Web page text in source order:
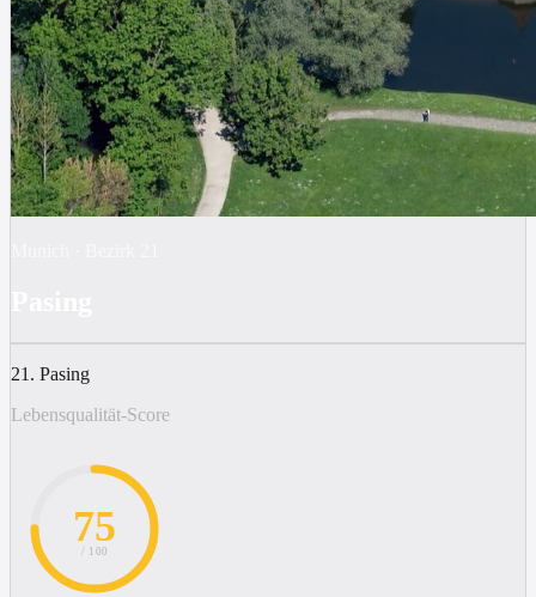
21. Pasing
Lebensqualität-Score
75
/ 100